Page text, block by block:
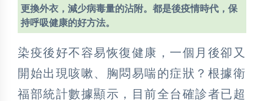
更換外衣，減少病毒量的沾附。都是後疫情時代，保
持呼吸健康的好方法。
染疫後好不容易恢復健康，一個月後卻又
開始出現咳嗽、胸悶易喘的症狀？根據衛
福部統計數據顯示，目前全台確診者已超